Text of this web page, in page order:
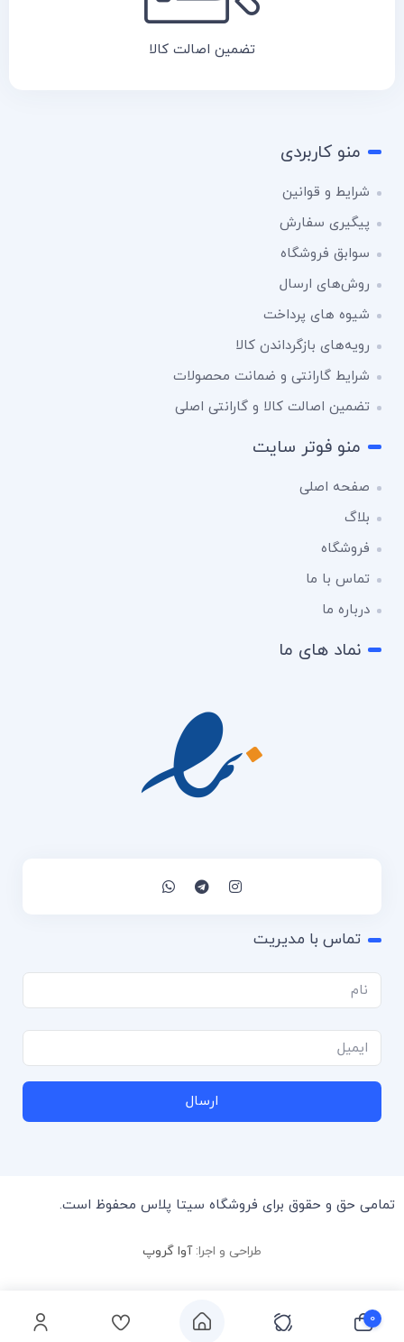
تضمین اصالت کالا
منو کاربردی
شرایط و قوانین
پیگیری سفارش
سوابق فروشگاه
روش‌های ارسال
شیوه های پرداخت
رویه‌های بازگرداندن کالا
شرایط گارانتی و ضمانت محصولات
تضمین اصالت کالا و گارانتی اصلی
منو فوتر سایت
صفحه اصلی
بلاگ
فروشگاه
تماس با ما
درباره ما
نماد های ما
تماس با مدیریت
ارسال
تمامی حق و حقوق برای فروشگاه سیتا پلاس محفوظ است.
طراحی و اجرا:آوا گروپ
0